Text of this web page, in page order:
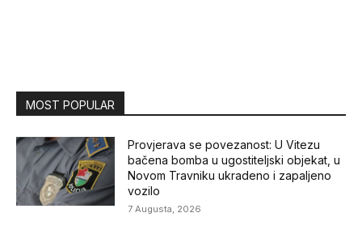
MOST POPULAR
Provjerava se povezanost: U Vitezu
bačena bomba u ugostiteljski objekat, u
Novom Travniku ukradeno i zapaljeno
vozilo
7 Augusta, 2026